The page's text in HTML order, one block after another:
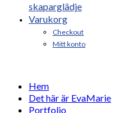
skaparglädje
Varukorg
Checkout
Mitt konto
Hem
Det här är EvaMarie
Portfolio